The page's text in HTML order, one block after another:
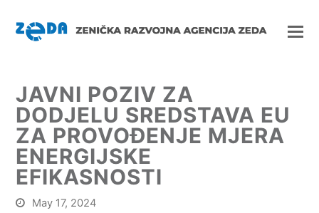
JAVNI POZIV ZA
DODJELU SREDSTAVA EU
ZA PROVOĐENJE MJERA
ENERGIJSKE
EFIKASNOSTI
May 17, 2024